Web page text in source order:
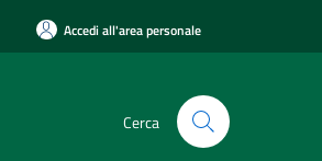
Accedi all'area personale
Cerca